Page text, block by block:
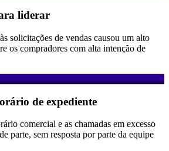
liderar
solicitações de vendas causou um alto
os compradores com alta intenção de
de expediente
comercial e as chamadas em excesso
parte, sem resposta por parte da equipe